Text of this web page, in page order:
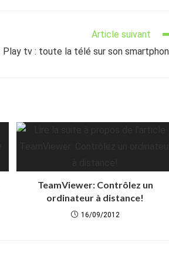
Article suivant
Play tv : toute la télé sur son
TeamViewer: Contrôlez un
ordinateur à distance!
16/09/2012